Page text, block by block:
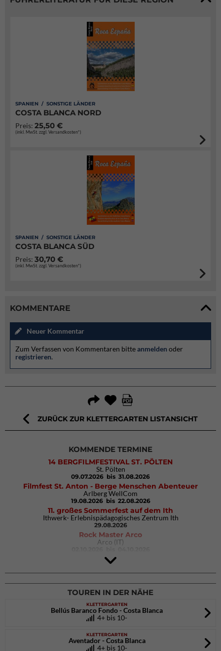
SPANIEN / SONSTIGE LÄNDER
COSTA BLANCA NORD
Preis: 25,50 €
(inkl. MwSt. zzgl. Versandkosten*)
SPANIEN / SONSTIGE LÄNDER
COSTA BLANCA SÜD
Preis: 30,70 €
(inkl. MwSt. zzgl. Versandkosten*)
KOMMENTARE
Neuer Kommentar
Zum Verfassen von Kommentaren bitteanmelden oder
registrieren.
ZURÜCK ZUR KLETTERGARTEN LISTANSICHT
KOMMENDE TERMINE
14 BERGFILMFESTIVAL ST. PÖLTEN
St. Pölten
09.07.2026 bis 31.08.2026
Filmfest St. Anton - Berge Menschen Abenteuer
Arlberg WellCom
19.08.2026 bis 22.08.2026
11. großes Sommerfest auf dem Ith
Ithwerk- Erlebnispädagogisches Zentrum Ith
29.08.2026
Rock Master Arco
Arco (IT)
9. Eiskletter Festival Osttirol
Eisparkt Osttirol
08.01.2027bis 10.01.2027
TOUREN IN DER NÄHE
KLETTERGARTEN
Bellús Baranco Fondo - Costa Blanca
4+ bis 10-
KLETTERGARTEN
Aventador - Costa Blanca
4+ bis 10-